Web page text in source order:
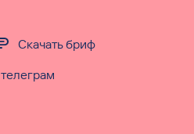
телеграм
Скачать бриф